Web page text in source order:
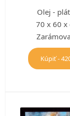
Olej -
70 x 60 x
Kúpiť -